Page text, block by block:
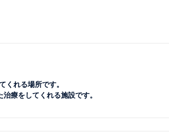
れる場所です。
療をしてくれる施設です。